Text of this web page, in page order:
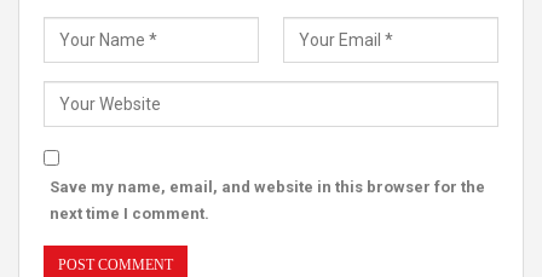
Save my name, email, and website in this browser for the
next time I comment.